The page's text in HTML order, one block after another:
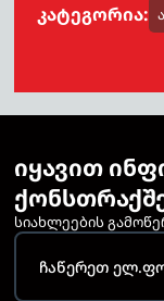
კატეგორია:
იყავით
სიახლეების